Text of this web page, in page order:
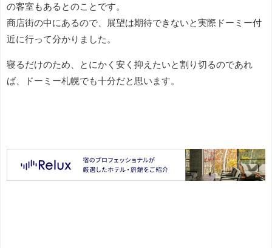
の客室もあるとのことです。
商店街の中にあるので、展望は期待できないと実際ドーミー付
近に行って分かりました。
寝るだけのため、とにかく安く抑えたいと割り切るのであれ
ば、ドーミー札幌でも十分だと思います。